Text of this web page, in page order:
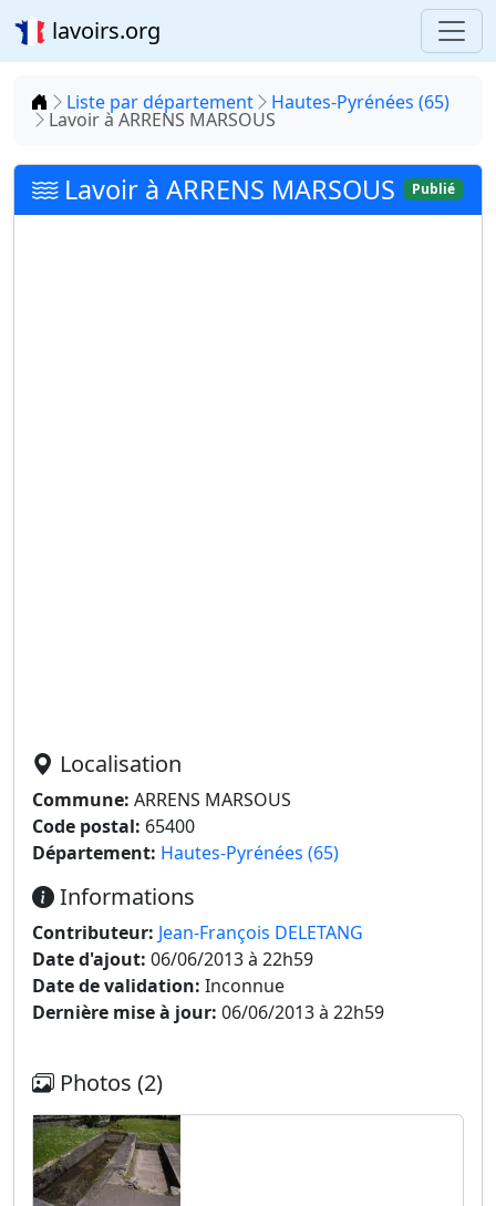
lavoirs.org
Accueil
Liste par département Hautes-Pyrénées (65)
Lavoir à ARRENS MARSOUS
Lavoir à ARRENS MARSOUS Publié
Localisation
Commune: ARRENS MARSOUS
Code postal: 65400
Département: Hautes-Pyrénées (65)
Informations
Contributeur: Jean-François DELETANG
Date d'ajout: 06/06/2013 à 22h59
Date de validation: Inconnue
Dernière mise à jour: 06/06/2013 à 22h59
Photos (2)